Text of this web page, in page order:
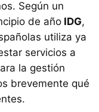
Según un
de año IDG,
utiliza ya
servicios a
la gestión
brevemente qué